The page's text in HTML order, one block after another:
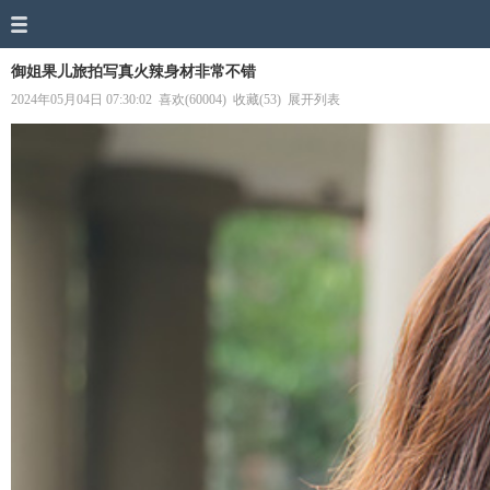
御姐果儿旅拍写真火辣身材非常不错
2024年05月04日 07:30:02 喜欢(60004) 收藏(53) 展开列表